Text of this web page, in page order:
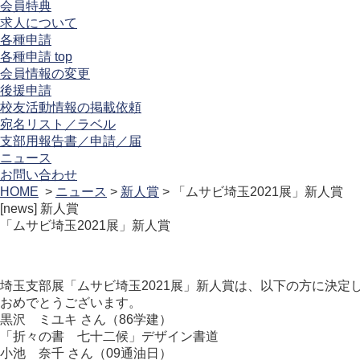
会員特典
求人について
各種申請
各種申請 top
会員情報の変更
後援申請
校友活動情報の掲載依頼
宛名リスト／ラベル
支部用報告書／申請／届
ニュース
お問い合わせ
HOME > ニュース > 新人賞 > 「ムサビ埼玉2021展」新人賞
[news] 新人賞
「ムサビ埼玉2021展」新人賞
埼玉支部展「ムサビ埼玉2021展」新人賞は、以下の方に決定
おめでとうございます。
黒沢 ミユキ さん（86学建）
「折々の書 七十二候」デザイン書道
小池 奈千 さん（09通油日）